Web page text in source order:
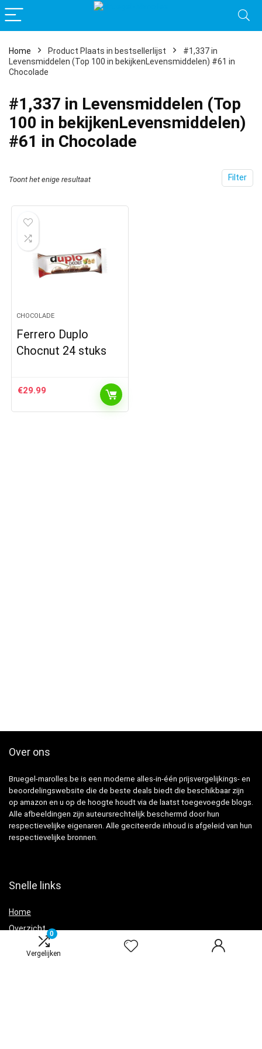
0
Vergelijken
Home Product Plaats in bestsellerlijst
#1,337 in
Levensmiddelen (Top 100 in bekijkenLevensmiddelen) #61 in
Chocolade
#1,337 in Levensmiddelen (Top
100 in bekijkenLevensmiddelen)
#61 in Chocolade
Filter
Toont het enige resultaat
CHOCOLADE
Ferrero Duplo
Chocnut 24 stuks
€29.99
Over ons
Bruegel-marolles.be is een moderne alles-in-één prijsvergelijkings- en
beoordelingswebsite die de beste deals biedt die beschikbaar zijn
op amazon en u op de hoogte houdt via de laatst toegevoegde blogs.
Alle afbeeldingen zijn auteursrechtelijk beschermd door hun
respectievelijke eigenaren. Alle geciteerde inhoud is afgeleid van hun
respectievelijke bronnen.
Snelle links
Home
Overzicht
Alles winkelen